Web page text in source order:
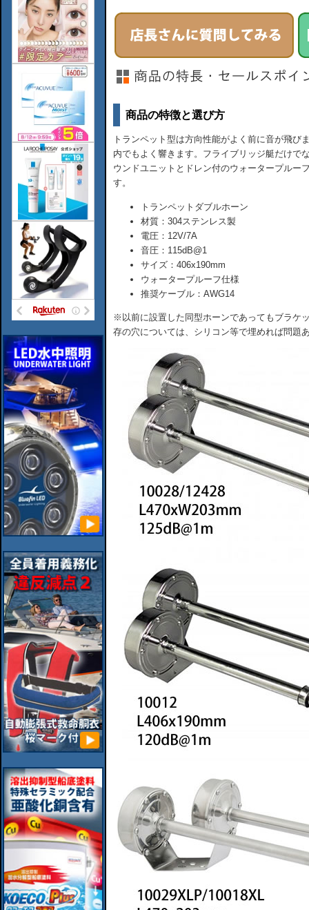
商品の特徴と選び方
トランペット型は方向性能がよく前に音が飛び
内でもよく響きます。フライブリッジ艇だけで
ウンドユニットとドレン付のウォータープルー
す。
トランペットダブルホーン
材質：304ステンレス製
電圧：12V/7A
音圧：115dB@1
サイズ：406x190mm
ウォータープルーフ仕様
推奨ケーブル：AWG14
※以前に設置した同型ホーンであってもブラケ
存の穴については、シリコン等で埋めれば問題